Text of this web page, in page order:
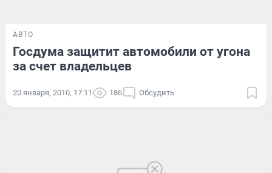
АВТО
Госдума защитит автомобили от угона
за счет владельцев
20 января, 2010, 17:11 186 Обсудить